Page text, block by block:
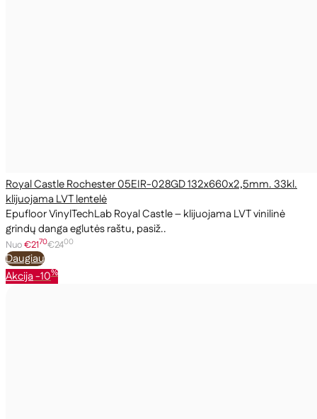
Royal Castle Rochester 05EIR-028GD 132x660x2,5mm. 33kl.
klijuojama LVT lentelė
Epufloor VinylTechLab Royal Castle – klijuojama LVT vinilinė
grindų danga eglutės raštu, pasiž..
Nuo€2170€2400
Daugiau
Akcija-10%